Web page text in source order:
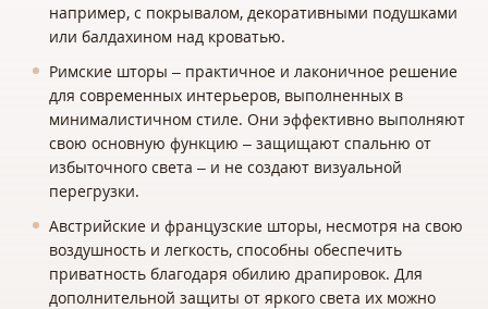
например, с покрывалом, декоративными подушками
или балдахином над кроватью.
Римские шторы – практичное и лаконичное решение
для современных интерьеров, выполненных в
минималистичном стиле. Они эффективно выполняют
свою основную функцию – защищают спальню от
избыточного света – и не создают визуальной
перегрузки.
Австрийские и французские шторы, несмотря на свою
воздушность и легкость, способны обеспечить
приватность благодаря обилию драпировок. Для
дополнительной защиты от яркого света их можно